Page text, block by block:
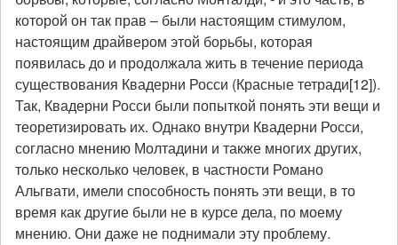
которой он так прав – были настоящим стимулом,
настоящим драйвером этой борьбы, которая
появилась до и продолжала жить в течение периода
существования Квадерни Росси (Красные тетради[12]).
Так, Квадерни Росси были попыткой понять эти вещи и
теоретизировать их. Однако внутри Квадерни Росси,
согласно мнению Молтадини и также многих других,
только несколько человек, в частности Романо
Альгвати, имели способность понять эти вещи, в то
время как другие были не в курсе дела, по моему
мнению. Они даже не поднимали эту проблему.